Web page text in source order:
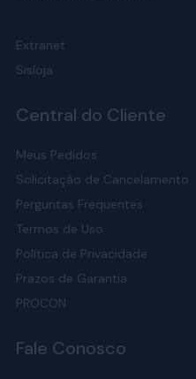
Extranet
Sisloja
Central do Cliente
Meus Pedidos
Solicitação de Cancelamento
Perguntas Frequentes
Termos de Uso
Política de Privacidade
Prazos de Garantia
PROCON
Fale Conosco